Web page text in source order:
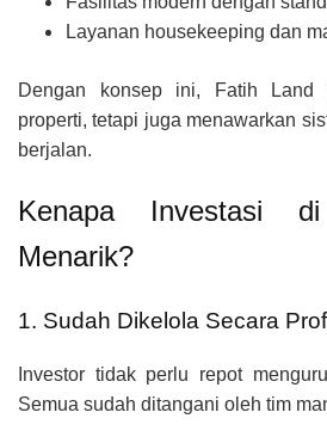
Layanan housekeeping dan
Dengan konsep ini, Fatih Land
properti, tetapi juga menawarkan
berjalan.
Kenapa Investasi
Menarik?
1. Sudah Dikelola Secara
Investor tidak perlu repot
Semua sudah ditangani oleh tim